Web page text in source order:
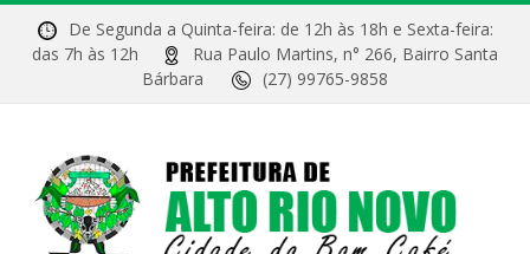
De Segunda a Quinta-feira: de 12h às 18h e Sexta-feira:
das 7h às 12h
Rua Paulo Martins, n° 266, Bairro Santa
Bárbara
(27) 99765-9858